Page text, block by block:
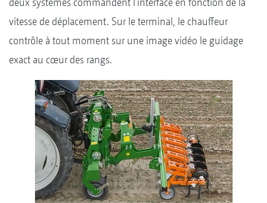
vitesse de déplacement. Sur le terminal, le chauffeur
contrôle à tout moment sur une image vidéo le guidage
exact au cœur des rangs.